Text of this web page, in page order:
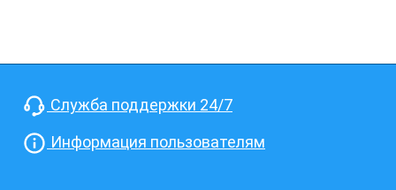
Служба поддержки 24/7
Информация пользователям